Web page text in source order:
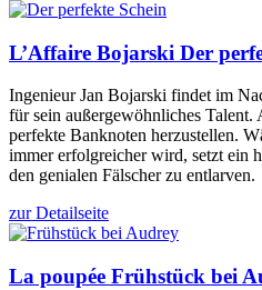
L’Affaire Bojarski Der
Ingenieur Jan Bojarski findet im
für sein außergewöhnliches Talent.
perfekte Banknoten herzustellen.
immer erfolgreicher wird, setzt ein
den genialen Fälscher zu entlarven.
zur Detailseite
La poupée Frühstück bei